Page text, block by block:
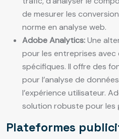
de mesurer les
norme en analyse web.
Adobe Analytics:Une
pour les entreprises avec
spécifiques. Il offre des
pour l’analyse de
l’expérience utilisateur.
solution robuste pour les
Plateformes